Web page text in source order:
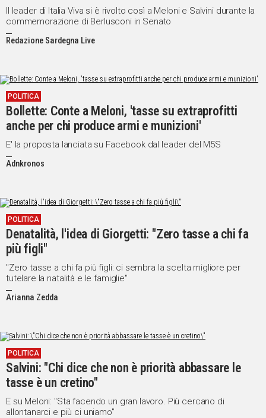
Il leader di Italia Viva si è rivolto così a Meloni e Salvini durante la
commemorazione di Berlusconi in Senato
Redazione Sardegna Live
POLITICA
Bollette: Conte a Meloni, 'tasse su extraprofitti
anche per chi produce armi e munizioni'
E' la proposta lanciata su Facebook dal leader del M5S
Adnkronos
POLITICA
Denatalità, l'idea di Giorgetti: "Zero tasse a chi fa
più figli"
"Zero tasse a chi fa più figli: ci sembra la scelta migliore per
tutelare la natalità e le famiglie"
Arianna Zedda
POLITICA
Salvini: "Chi dice che non è priorità abbassare le
tasse è un cretino"
E su Meloni: "Sta facendo un gran lavoro. Più cercano di
allontanarci e più ci uniamo"